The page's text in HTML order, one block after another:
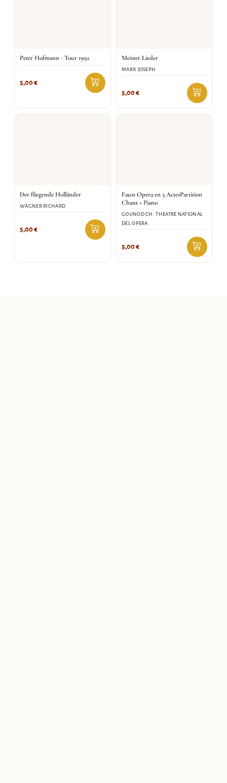
Peter Hofmann - Tour 1992
5,00€
Meister Lieder
MARX JOSEPH
5,00€
Der fliegende Holländer
WAGNER RICHARD
5,00€
Faust Opera en 5 ActesPartition
Chant + Piano
GOUNOD CH. THEATRE NATIONAL
DEL OPERA
5,00€